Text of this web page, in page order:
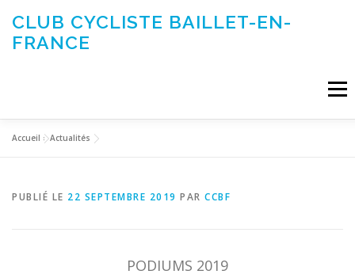
contenu
CLUB CYCLISTE BAILLET-EN-
FRANCE
Menu
Accueil »Actualités
PUBLIÉ LE 22 SEPTEMBRE 2019 PAR CCBF
PODIUMS 2019